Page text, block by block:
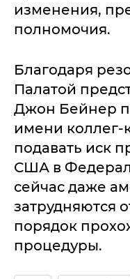
изменения,
полномочия.
Благодаря
Палатой
Джон Бейнер
имени коллег-
подавать иск
США в
сейчас даже
затрудняются
порядок
процедуры.